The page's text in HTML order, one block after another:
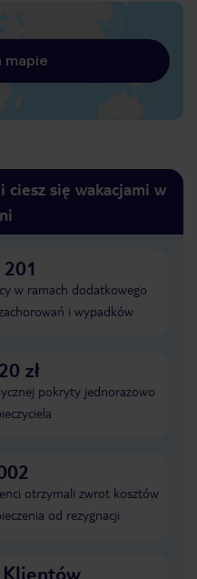
mapie
ciesz się wakacjami w
w ramach dodatkowego
i wypadków
zł
pokryty jednorazowo
otrzymali zwrot kosztów
od rezygnacji
Klientów